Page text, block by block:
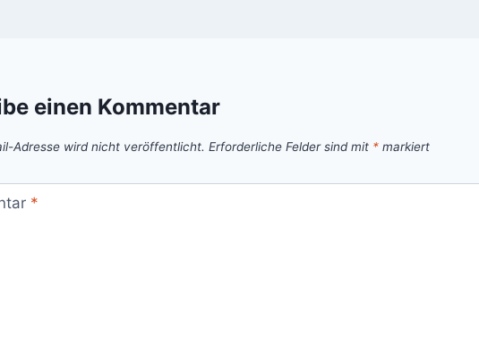
einen Kommentar
Adresse wird nicht veröffentlicht. Erforderliche Felder sind mit * markiert
*